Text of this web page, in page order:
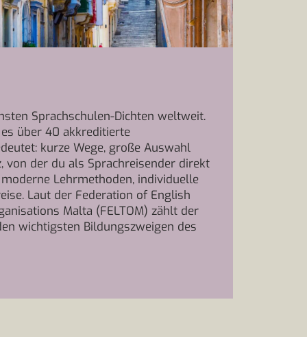
Sprachschulen-Dichten weltweit.
über 40 akkreditierte
kurze Wege, große Auswahl
von der du als Sprachreisender direkt
Lehrmethoden, individuelle
Laut der Federation of English
Malta (FELTOM) zählt der
wichtigsten Bildungszweigen des